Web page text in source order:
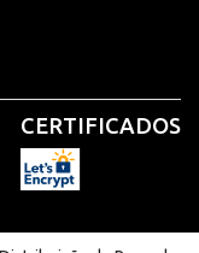
CERTIFICADOS